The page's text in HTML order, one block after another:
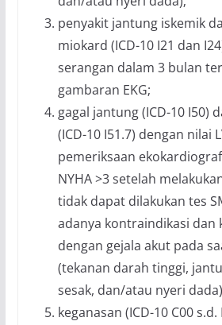
penyakit jantung iskemik
miokard (ICD-10 I21 dan
serangan dalam 3 bulan
gambaran EKG;
gagal jantung (ICD-10 I50)
(ICD-10 I51.7) dengan nilai
pemeriksaan
NYHA >3 setelah
tidak dapat dilakukan tes
adanya kontraindikasi dan
dengan gejala akut pada
(tekanan darah tinggi,
sesak, dan/atau nyeri
keganasan (ICD-10 C00